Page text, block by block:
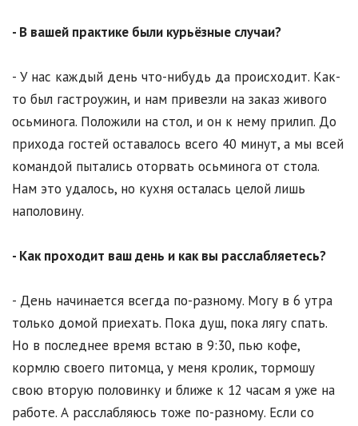
- В вашей практике были курьёзные случаи?
- У нас каждый день что-нибудь да происходит. Как-
то был гастроужин, и нам привезли на заказ живого
осьминога. Положили на стол, и он к нему прилип. До
прихода гостей оставалось всего 40 минут, а мы всей
командой пытались оторвать осьминога от стола.
Нам это удалось, но кухня осталась целой лишь
наполовину.
- Как проходит ваш день и как вы расслабляетесь?
- День начинается всегда по-разному. Могу в 6 утра
только домой приехать. Пока душ, пока лягу спать.
Но в последнее время встаю в 9:30, пью кофе,
кормлю своего питомца, у меня кролик, тормошу
свою вторую половинку и ближе к 12 часам я уже на
работе. А расслабляюсь тоже по-разному. Если со